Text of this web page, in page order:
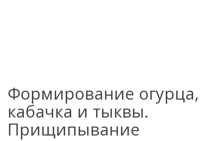
Формирование огурца,
кабачка и тыквы.
Прищипывание